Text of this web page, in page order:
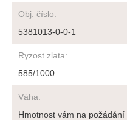
Obj. číslo:
5381013-0-0-1
Ryzost zlata:
585/1000
Váha:
Hmotnost vám na